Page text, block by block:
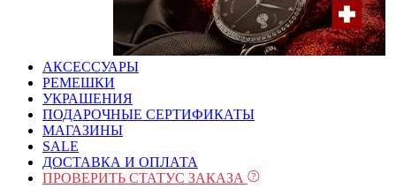
АКСЕССУАРЫ
РЕМЕШКИ
УКРАШЕНИЯ
ПОДАРОЧНЫЕ СЕРТИФИКАТЫ
МАГАЗИНЫ
SALE
ДОСТАВКА И ОПЛАТА
ПРОВЕРИТЬ СТАТУС ЗАКАЗА